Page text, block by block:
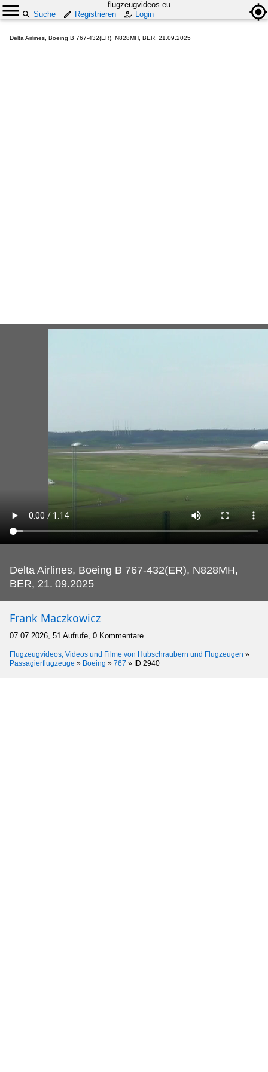
flugzeugvideos.eu
Suche
Registrieren Login
Delta Airlines, Boeing B 767-432(ER), N828MH, BER, 21.09.2025
Delta Airlines, Boeing B 767-432(ER), N828MH,
BER, 21. 09.2025
Frank Maczkowicz
07.07.2026, 51 Aufrufe, 0 Kommentare
Flugzeugvideos, Videos und Filme von Hubschraubern und Flugzeugen »
Passagierflugzeuge » Boeing » 767 » ID 2940